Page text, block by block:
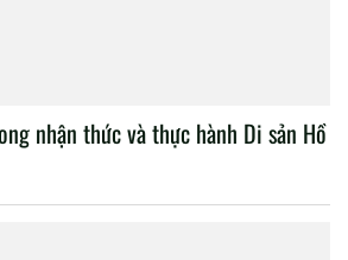
nhận thức và thực hành Di sản Hồ